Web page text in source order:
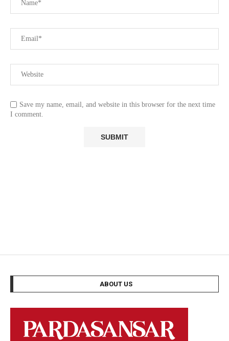
Save my name, email, and website in this browser for the next time
I comment.
ABOUT US